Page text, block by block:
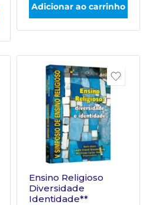
Adicionar ao carrinho
Ensino Religioso
Diversidade
Identidade**